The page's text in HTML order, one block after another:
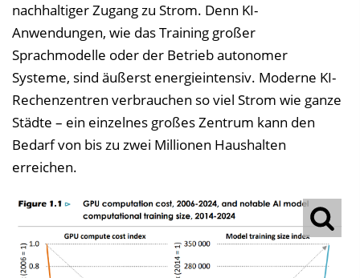
nachhaltiger Zugang zu Strom. Denn KI-
Anwendungen, wie das Training großer
Sprachmodelle oder der Betrieb autonomer
Systeme, sind äußerst energieintensiv. Moderne KI-
Rechenzentren verbrauchen so viel Strom wie ganze
Städte – ein einzelnes großes Zentrum kann den
Bedarf von bis zu zwei Millionen Haushalten
erreichen.